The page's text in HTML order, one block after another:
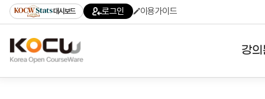
기
기
기
content)
가
대시보드 로그인 이용가이드
강